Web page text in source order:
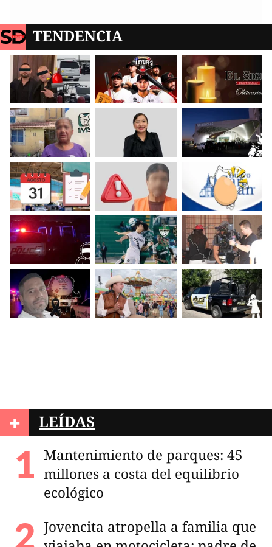
TENDENCIA
+ LEÍDAS
Mantenimiento de parques: 45
millones a costa del equilibrio
ecológico
Jovencita atropella a familia que